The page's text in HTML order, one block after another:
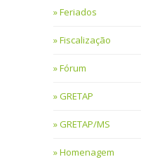
Feriados
Fiscalização
Fórum
GRETAP
GRETAP/MS
Homenagem